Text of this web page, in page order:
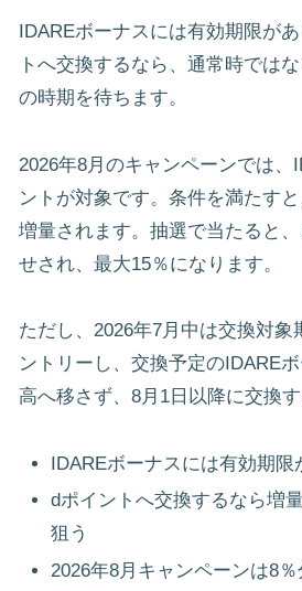
IDAREボーナスには有効期限が
トへ交換するなら、通常時では
の時期を待ちます。
2026年8月のキャンペーンでは、
ントが対象です。条件を満たす
増量されます。抽選で当たると
せされ、最大15％になります。
ただし、2026年7月中は交換対象
ントリーし、交換予定のIDARE
高へ移さず、8月1日以降に交換す
IDAREボーナスには有効期限
dポイントへ交換するなら増
狙う
2026年8月キャンペーンは8